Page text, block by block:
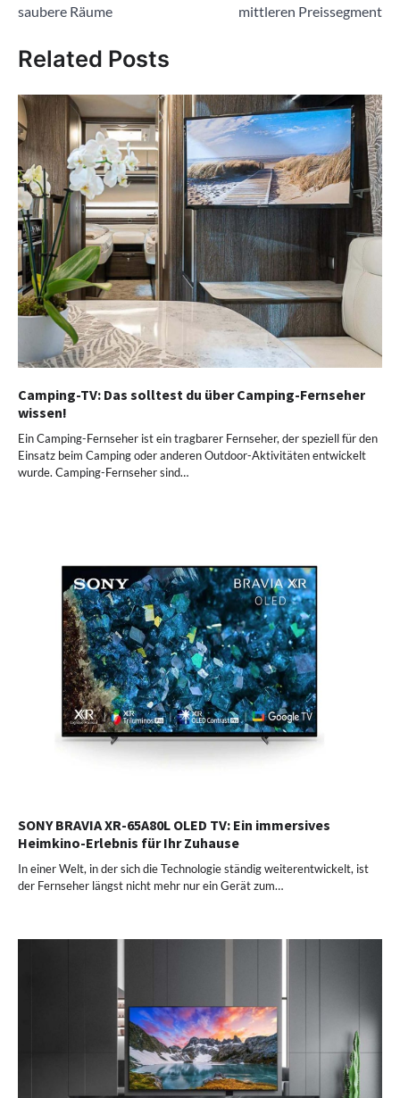
saubere Räume
mittleren Preissegment
Related Posts
Camping-TV: Das solltest du über Camping-Fernseher
wissen!
Ein Camping-Fernseher ist ein tragbarer Fernseher, der speziell für den
Einsatz beim Camping oder anderen Outdoor-Aktivitäten entwickelt
wurde. Camping-Fernseher sind…
SONY BRAVIA XR-65A80L OLED TV: Ein immersives
Heimkino-Erlebnis für Ihr Zuhause
In einer Welt, in der sich die Technologie ständig weiterentwickelt, ist
der Fernseher längst nicht mehr nur ein Gerät zum…